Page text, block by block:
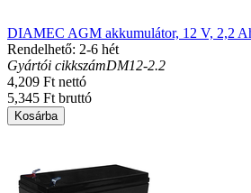
DIAMEC AGM akkumulátor, 12 V, 2,2
Rendelhető: 2-6 hét
Gyártói cikkszámDM12-2.2
4,209 Ft nettó
5,345 Ft bruttó
Kosárba